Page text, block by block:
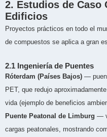
2. Estudios de Caso
Edificios
Proyectos prácticos en todo el
de compuestos se aplica a gran
2.1 Ingeniería de Puentes
Róterdam (Países Bajos) —
PET, que redujo
vida (ejemplo de beneficios
Puente Peatonal de Limburg —
cargas peatonales, mostrando